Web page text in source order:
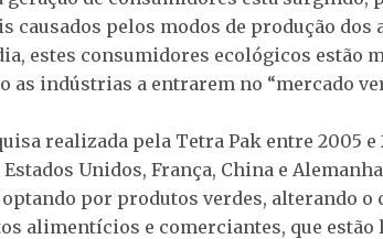
causados pelos modos de produção
estes consumidores ecológicos estão
as indústrias a entrarem no “mercado
realizada pela Tetra Pak entre 2005
Unidos, França, China e
por produtos verdes, alterando
alimentícios e comerciantes, que estão